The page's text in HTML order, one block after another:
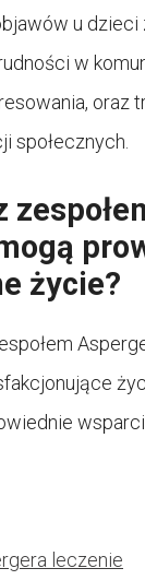
u dzieci
w
oraz
społecznych.
życie?
leczenie